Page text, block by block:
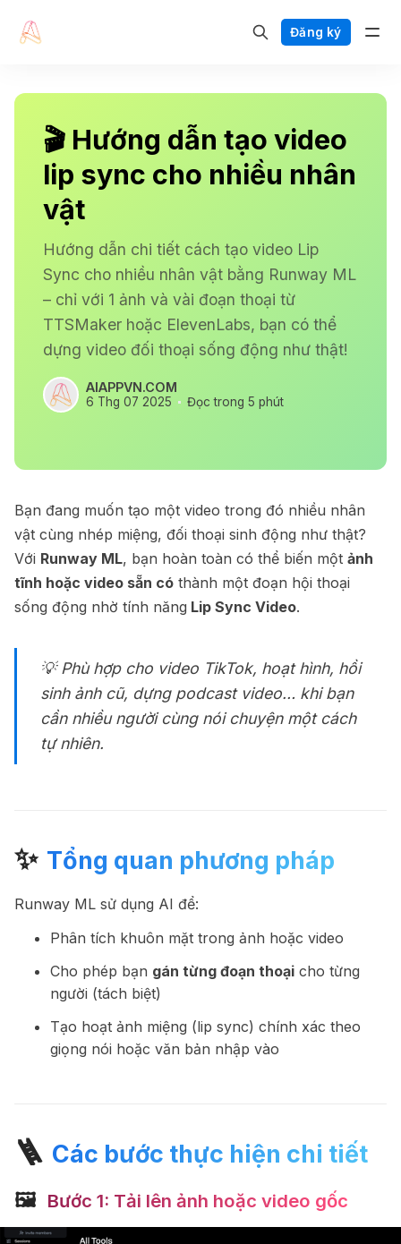
Đăng ký
🎬 Hướng dẫn tạo video
lip sync cho nhiều nhân
vật
Hướng dẫn chi tiết cách tạo video Lip
Sync cho nhiều nhân vật bằng Runway ML
– chỉ với 1 ảnh và vài đoạn thoại từ
TTSMaker hoặc ElevenLabs, bạn có thể
dựng video đối thoại sống động như thật!
AIAPPVN.COM
6 Thg 07 2025 Đọc trong 5 phút
Bạn đang muốn tạo một video trong đó nhiều nhân
vật cùng nhép miệng, đối thoại sinh động như thật?
Với Runway ML, bạn hoàn toàn có thể biến một ảnh
tĩnh hoặc video sẵn có thành một đoạn hội thoại
sống động nhờ tính năng Lip Sync Video.
💡 Phù hợp cho video TikTok, hoạt hình, hồi
sinh ảnh cũ, dựng podcast video… khi bạn
cần nhiều người cùng nói chuyện một cách
tự nhiên.
✨ Tổng quan phương pháp
Runway ML sử dụng AI để:
Phân tích khuôn mặt trong ảnh hoặc video
Cho phép bạn gán từng đoạn thoại cho từng
người (tách biệt)
Tạo hoạt ảnh miệng (lip sync) chính xác theo
giọng nói hoặc văn bản nhập vào
🪜 Các bước thực hiện chi tiết
🖼 ️ Bước 1: Tải lên ảnh hoặc video gốc